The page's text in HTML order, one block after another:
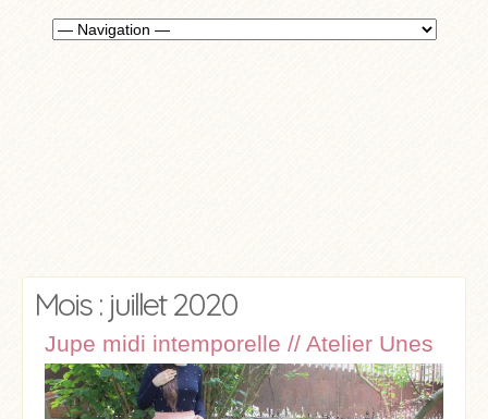
Mois : juillet 2020
Jupe midi intemporelle // Atelier Unes